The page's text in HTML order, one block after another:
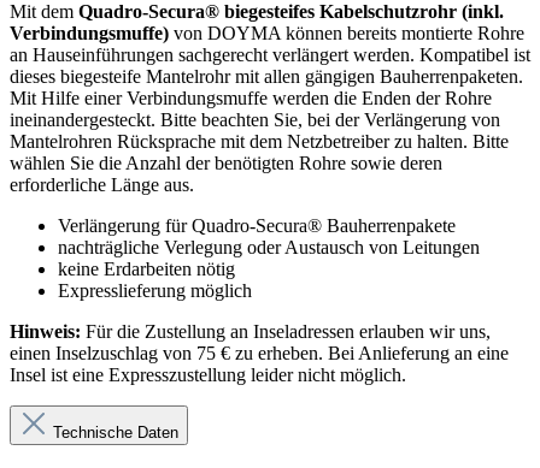
Mit dem Quadro-Secura® biegesteifes Kabelschutzrohr (inkl.
Verbindungsmuffe) von DOYMA können bereits montierte Rohre
an Hauseinführungen sachgerecht verlängert werden. Kompatibel ist
dieses biegesteife Mantelrohr mit allen gängigen Bauherrenpaketen.
Mit Hilfe einer Verbindungsmuffe werden die Enden der Rohre
ineinandergesteckt. Bitte beachten Sie, bei der Verlängerung von
Mantelrohren Rücksprache mit dem Netzbetreiber zu halten. Bitte
wählen Sie die Anzahl der benötigten Rohre sowie deren
erforderliche Länge aus.
Verlängerung für Quadro-Secura® Bauherrenpakete
nachträgliche Verlegung oder Austausch von Leitungen
keine Erdarbeiten nötig
Expresslieferung möglich
Hinweis: Für die Zustellung an Inseladressen erlauben wir uns,
einen Inselzuschlag von 75 € zu erheben. Bei Anlieferung an eine
Insel ist eine Expresszustellung leider nicht möglich.
Technische Daten